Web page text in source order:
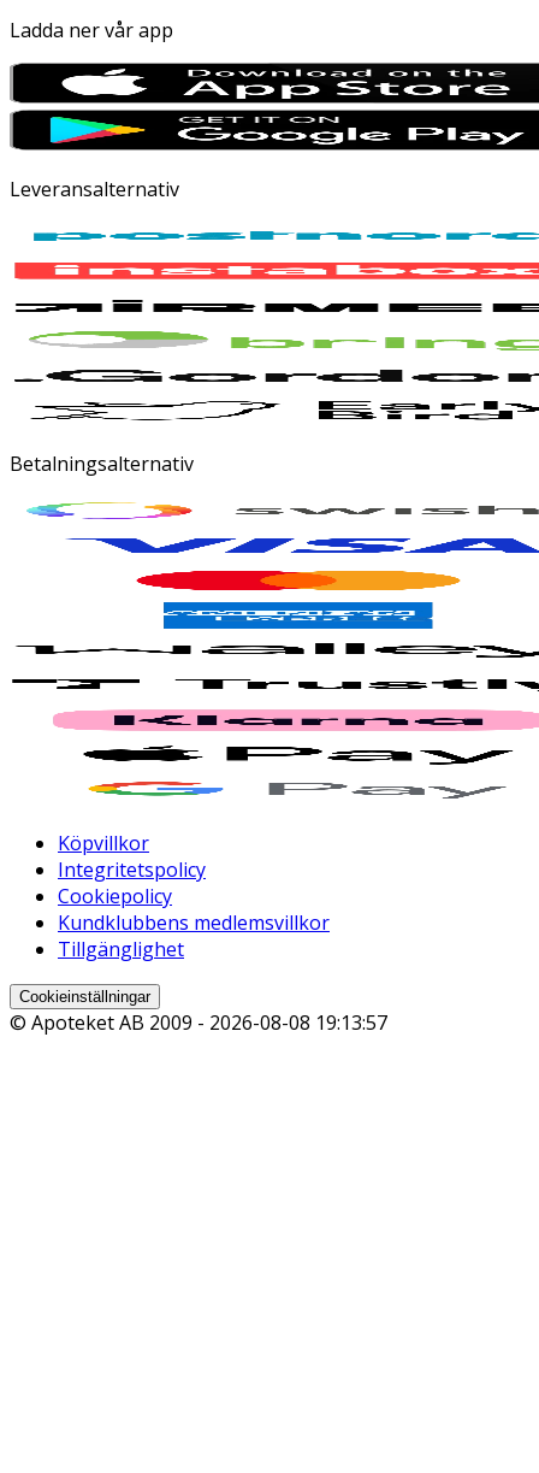
Ladda ner vår app
Leveransalternativ
Betalningsalternativ
Köpvillkor
Integritetspolicy
Cookiepolicy
Kundklubbens medlemsvillkor
Tillgänglighet
Cookieinställningar
© Apoteket AB 2009 - 2026-08-08 19:13:57